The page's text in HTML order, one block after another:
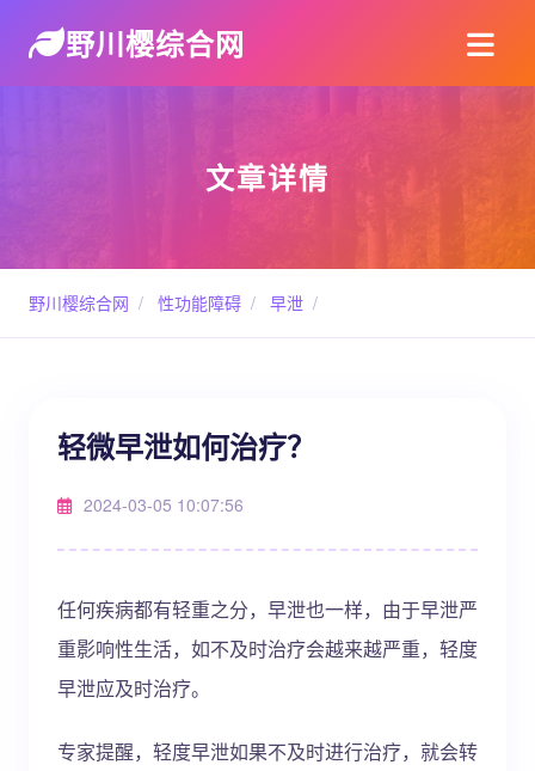
野川樱综合网
文章详情
野川樱综合网 / 性功能障碍 / 早泄 /
轻微早泄如何治疗？
2024-03-05 10:07:56
任何疾病都有轻重之分，早泄也一样，由于早泄严
重影响性生活，如不及时治疗会越来越严重，轻度
早泄应及时治疗。
专家提醒，轻度早泄如果不及时进行治疗，就会转